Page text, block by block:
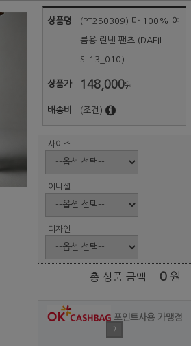
상품명 (PT250309) 마 100% 여
름용 린넨 팬츠 (DAEIL
SL13_010)
상품가 148,000원
배송비 (조건)
사이즈
이니셜
디자인
총 상품 금액 0 원
포인트사용 가맹점
?